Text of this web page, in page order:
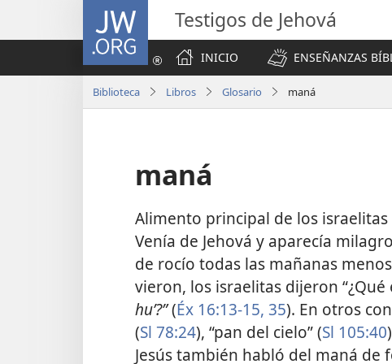
JW.ORG Testigos de Jehová
INICIO
ENSEÑANZAS
Biblioteca Libros Glosario maná
maná
Alimento principal de los
Venía de Jehová y aparecía
de rocío todas las mañanas
vieron, los israelitas dijeron “¿Qué
huʼ?”(Éx 16:13-15, 35). En otros
(Sl 78:24), “pan del cielo” (Sl 105:40
Jesús también habló del maná de